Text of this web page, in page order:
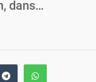
dans…